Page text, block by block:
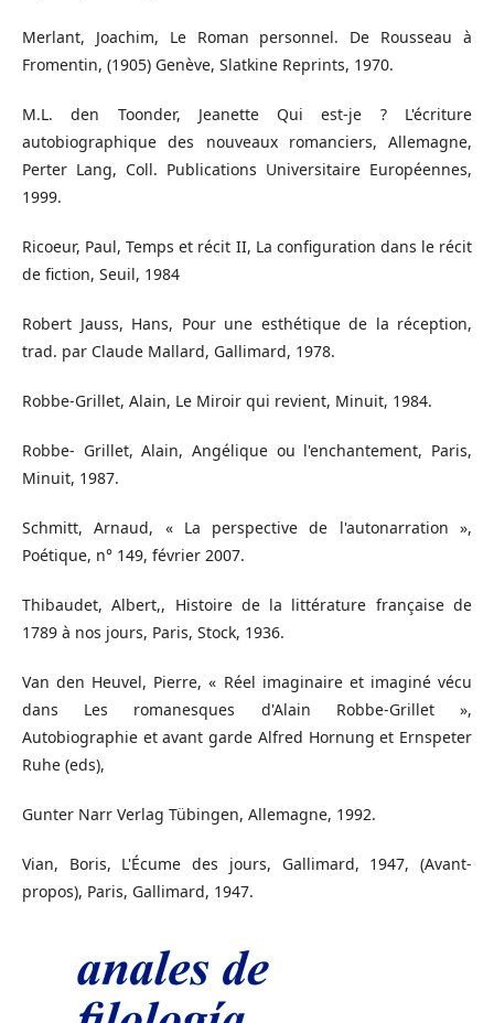
Merlant, Joachim, Le Roman personnel. De Rousseau à
Fromentin, (1905) Genève, Slatkine Reprints, 1970.
M.L. den Toonder, Jeanette Qui est-je ? L'écriture
autobiographique des nouveaux romanciers, Allemagne,
Perter Lang, Coll. Publications Universitaire Européennes,
1999.
Ricoeur, Paul, Temps et récit II, La configuration dans le récit
de fiction, Seuil, 1984
Robert Jauss, Hans, Pour une esthétique de la réception,
trad. par Claude Mallard, Gallimard, 1978.
Robbe-Grillet, Alain, Le Miroir qui revient, Minuit, 1984.
Robbe- Grillet, Alain, Angélique ou l'enchantement, Paris,
Minuit, 1987.
Schmitt, Arnaud, « La perspective de l'autonarration »,
Poétique, n° 149, février 2007.
Thibaudet, Albert,, Histoire de la littérature française de
1789 à nos jours, Paris, Stock, 1936.
Van den Heuvel, Pierre, « Réel imaginaire et imaginé vécu
dans Les romanesques d'Alain Robbe-Grillet »,
Autobiographie et avant garde Alfred Hornung et Ernspeter
Ruhe (eds),
Gunter Narr Verlag Tübingen, Allemagne, 1992.
Vian, Boris, L'Écume des jours, Gallimard, 1947, (Avant-
propos), Paris, Gallimard, 1947.